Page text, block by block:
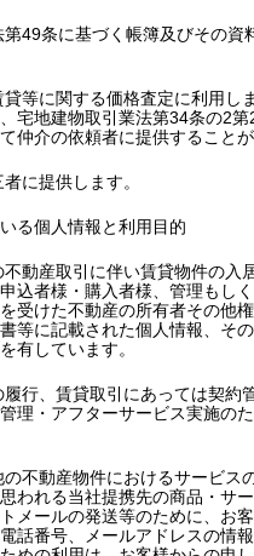
49条に基づく帳簿及びその資
等に関する価格査定に利用し
宅地建物取引業法第34条の2第
仲介の依頼者に提供することが
に提供します。
る個人情報と利用目的
動産取引に伴い賃貸物件の入
込者様・購入者様、管理もし
受けた不動産の所有者その他
等に記載された個人情報、そ
有しています。
行、賃貸取引にあっては契約
理・アフターサービス実施の
不動産物件におけるサービス
われる当社提携先の商品・サ
メールの発送等のために、お
話番号、メールアドレスの情